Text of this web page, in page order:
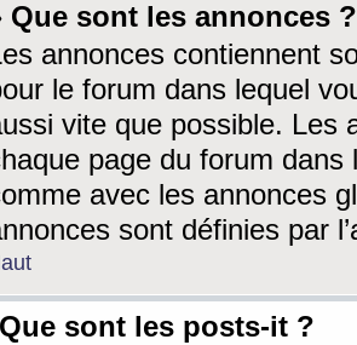
Que sont les annonces ?
annonces contiennent
le forum dans lequel
vite que possible. Les
page du forum dans
avec les annonces
sont définies par
sont les posts-it ?